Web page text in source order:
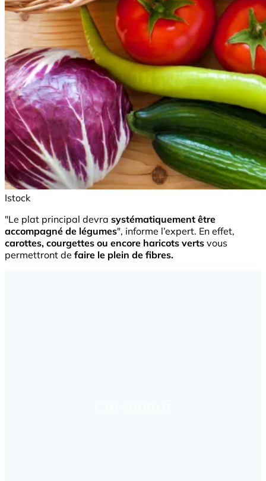
Istock
"Le plat principal devra systématiquement être
accompagné de légumes", informe l’expert. En effet,
carottes, courgettes ou encore haricots verts vous
permettront de faire le plein de fibres.